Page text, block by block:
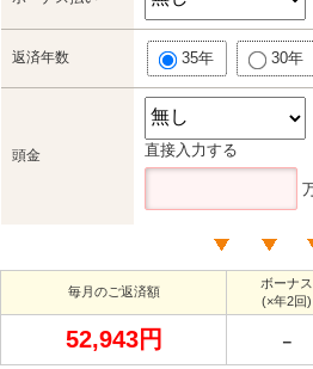
返済年数 35年 30年
頭金 直接入力する
毎月のご返済額
ボーナス
(×年2回)
52,943円 －